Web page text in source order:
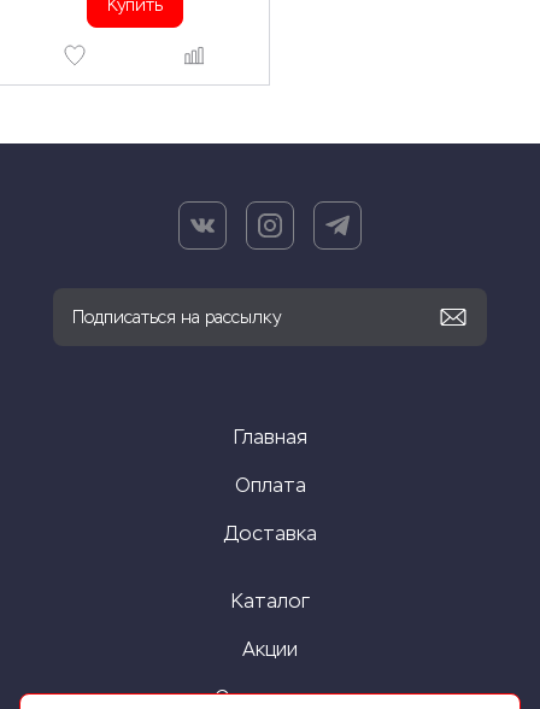
Купить
Главная
Оплата
Доставка
Каталог
Акции
О компании